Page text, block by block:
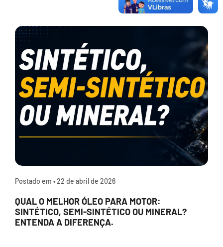
Postado em •22 de abril de 2026
QUAL O MELHOR ÓLEO PARA MOTOR:
SINTÉTICO, SEMI-SINTÉTICO OU MINERAL?
ENTENDA A DIFERENÇA.